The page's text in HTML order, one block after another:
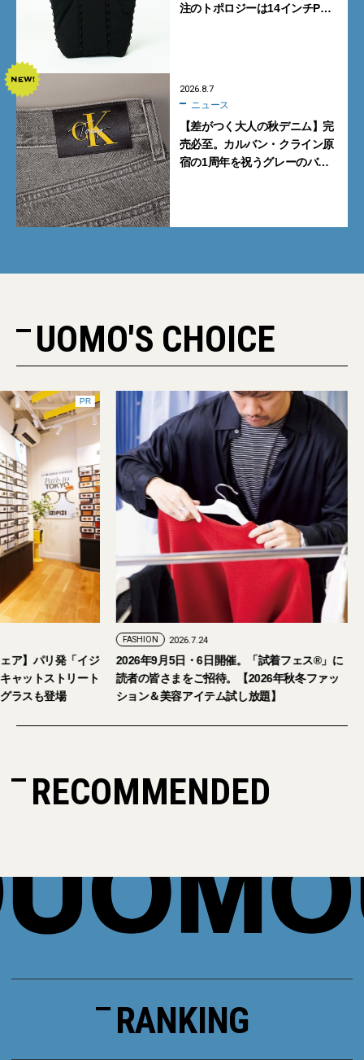
注のトポロジーは14インチPC
2026.8.7
ニュース
【差がつく大人の秋デニム】完
売必至。カルバン・クライン原
宿の1周年を祝うグレーのバ
UOMO'S CHOICE
PR
ア】パリ発「イジ
ャットストリート
ラスも登場
FASHION 2026.7.24
2026年9月5日・6日開催。「試着フェス®︎」に
読者の皆さまをご招待。【2026年秋冬ファッ
ション＆美容アイテム試し放題】
RECOMMENDED
RANKING